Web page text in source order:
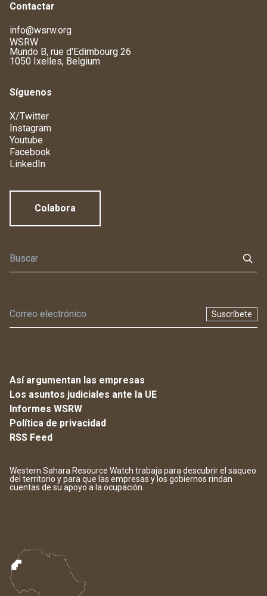
Contactar
info@wsrw.org
WSRW
Mundo B, rue d'Edimbourg 26
1050 Ixelles, Belgium
Síguenos
X/Twitter
Instagram
Youtube
Facebook
LinkedIn
Colabora
Suscríbete
Así argumentan las empresas
Los asuntos judiciales ante la UE
Informes WSRW
Política de privacidad
RSS Feed
Western Sahara Resource Watch trabaja para descubrir el saqueo
del territorio y para que las empresas y los gobiernos rindan
cuentas de su apoyo a la ocupación.